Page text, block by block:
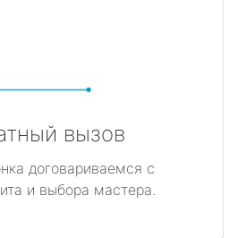
вызов
договариваемся с
и выбора мастера.